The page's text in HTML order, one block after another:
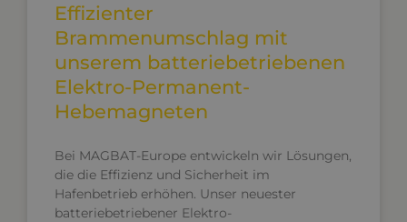
Effizienter
Brammenumschlag mit
unserem batteriebetriebenen
Elektro-Permanent-
Hebemagneten
Bei MAGBAT-Europe entwickeln wir Lösungen,
die die Effizienz und Sicherheit im
Hafenbetrieb erhöhen. Unser neuester
batteriebetriebener Elektro-